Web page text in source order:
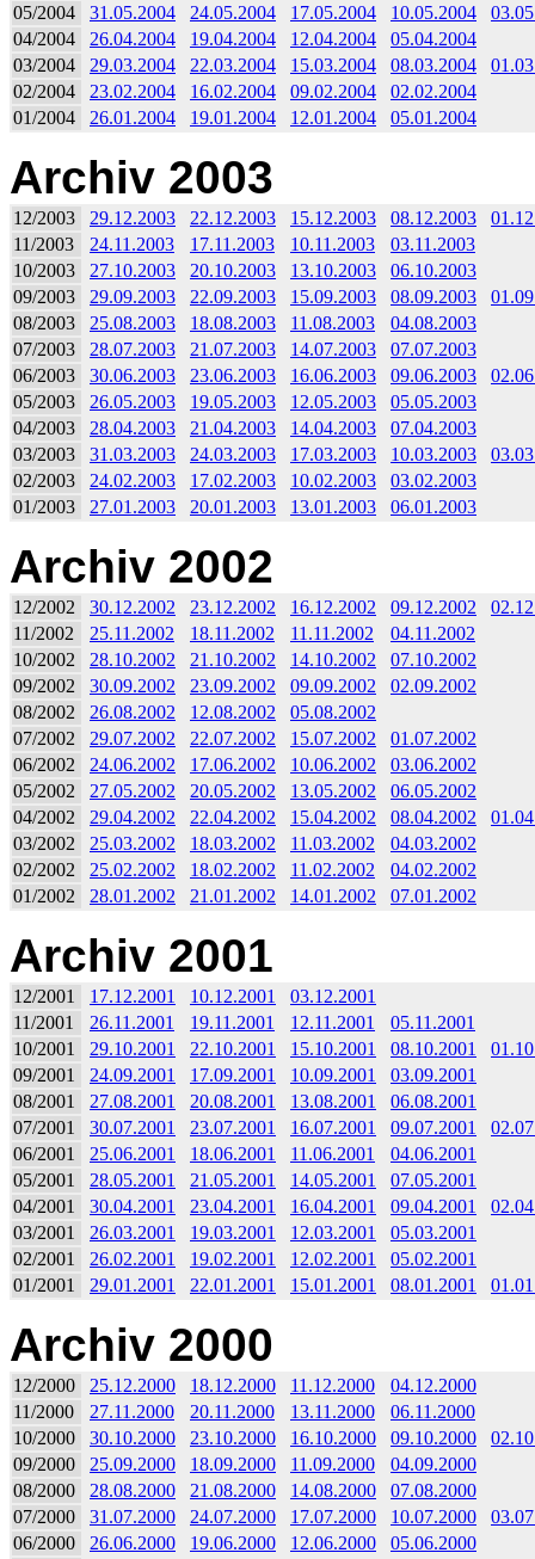
05/2004
31.05.2004 24.05.2004 17.05.2004 10.05.2004
04/2004
26.04.2004 19.04.2004 12.04.2004
05.04.2004
03/2004
29.03.2004 22.03.2004 15.03.2004 08.03.2004
02/2004
23.02.2004 16.02.2004 09.02.2004
02.02.2004
01/2004
26.01.2004 19.01.2004 12.01.2004 05.01.2004
Archiv 2003
12/2003 29.12.2003 22.12.2003 15.12.2003 08.12.2003
11/2003
24.11.2003 17.11.2003 10.11.2003
03.11.2003
10/2003
27.10.2003 20.10.2003 13.10.2003
06.10.2003
09/2003
29.09.2003 22.09.2003 15.09.2003 08.09.2003
08/2003
25.08.2003 18.08.2003 11.08.2003
04.08.2003
07/2003
28.07.2003 21.07.2003 14.07.2003
07.07.2003
06/2003
30.06.2003 23.06.2003 16.06.2003 09.06.2003
05/2003
26.05.2003 19.05.2003 12.05.2003
05.05.2003
04/2003
28.04.2003 21.04.2003 14.04.2003
07.04.2003
03/2003
31.03.2003 24.03.2003 17.03.2003 10.03.2003
02/2003
24.02.2003 17.02.2003 10.02.2003
03.02.2003
01/2003
27.01.2003 20.01.2003 13.01.2003 06.01.2003
Archiv 2002
12/2002 30.12.2002 23.12.2002 16.12.2002 09.12.2002
11/2002
25.11.2002 18.11.2002 11.11.2002
04.11.2002
10/2002
28.10.2002 21.10.2002 14.10.2002
07.10.2002
09/2002
30.09.2002 23.09.2002 09.09.2002
02.09.2002
08/2002
26.08.2002 12.08.2002
05.08.2002
07/2002
29.07.2002 22.07.2002 15.07.2002
01.07.2002
06/2002
24.06.2002 17.06.2002 10.06.2002
03.06.2002
05/2002
27.05.2002 20.05.2002 13.05.2002
06.05.2002
04/2002
29.04.2002 22.04.2002 15.04.2002 08.04.2002
03/2002
25.03.2002 18.03.2002 11.03.2002
04.03.2002
02/2002
25.02.2002 18.02.2002 11.02.2002
04.02.2002
01/2002
28.01.2002 21.01.2002 14.01.2002 07.01.2002
Archiv 2001
12/2001 17.12.2001 10.12.2001
03.12.2001
11/2001
26.11.2001 19.11.2001 12.11.2001
05.11.2001
10/2001
29.10.2001 22.10.2001 15.10.2001 08.10.2001
09/2001
24.09.2001 17.09.2001 10.09.2001
03.09.2001
08/2001
27.08.2001 20.08.2001 13.08.2001
06.08.2001
07/2001
30.07.2001 23.07.2001 16.07.2001 09.07.2001
06/2001
25.06.2001 18.06.2001 11.06.2001
04.06.2001
05/2001
28.05.2001 21.05.2001 14.05.2001
07.05.2001
04/2001
30.04.2001 23.04.2001 16.04.2001 09.04.2001
03/2001
26.03.2001 19.03.2001 12.03.2001
05.03.2001
02/2001
26.02.2001 19.02.2001 12.02.2001
05.02.2001
01/2001
29.01.2001 22.01.2001 15.01.2001 08.01.2001
Archiv 2000
12/2000 25.12.2000 18.12.2000 11.12.2000
04.12.2000
11/2000
27.11.2000 20.11.2000 13.11.2000
06.11.2000
10/2000
30.10.2000 23.10.2000 16.10.2000 09.10.2000
09/2000
25.09.2000 18.09.2000 11.09.2000
04.09.2000
08/2000
28.08.2000 21.08.2000 14.08.2000
07.08.2000
07/2000
31.07.2000 24.07.2000 17.07.2000 10.07.2000
06/2000
26.06.2000 19.06.2000 12.06.2000 05.06.2000